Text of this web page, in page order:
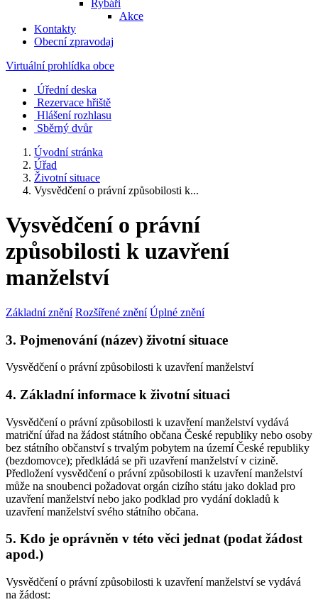
Rybáři
Akce
Kontakty
Obecní zpravodaj
Virtuální prohlídka obce
Úřední deska
Rezervace hřiště
Hlášení rozhlasu
Sběrný dvůr
Úvodní stránka
Úřad
Životní situace
Vysvědčení o právní způsobilosti k...
Vysvědčení o právní
způsobilosti k uzavření
manželství
Základní znění Rozšířené znění Úplné znění
3. Pojmenování (název) životní situace
Vysvědčení o právní způsobilosti k uzavření manželství
4. Základní informace k životní situaci
Vysvědčení o právní způsobilosti k uzavření manželství vydává
matriční úřad na žádost státního občana České republiky nebo osoby
bez státního občanství s trvalým pobytem na území České republiky
(bezdomovce); předkládá se při uzavření manželství v cizině.
Předložení vysvědčení o právní způsobilosti k uzavření manželství
může na snoubenci požadovat orgán cizího státu jako doklad pro
uzavření manželství nebo jako podklad pro vydání dokladů k
uzavření manželství svého státního občana.
5. Kdo je oprávněn v této věci jednat (podat žádost
apod.)
Vysvědčení o právní způsobilosti k uzavření manželství se vydává
na žádost: